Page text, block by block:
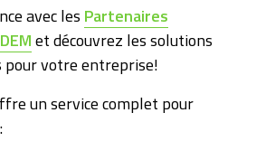
avec les Partenaires
et découvrez les solutions
pour votre entreprise!
un service complet pour